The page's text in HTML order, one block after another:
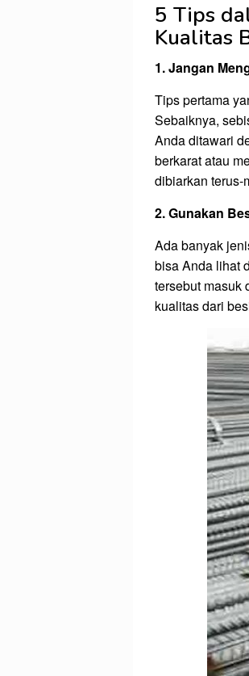
5 Tips
Kualitas
1. Jangan
Tips pertama
Sebaiknya,
Anda ditawari
berkarat atau
dibiarkan terus-
2. Gunakan
Ada banyak
bisa Anda lihat
tersebut masuk
kualitas dari